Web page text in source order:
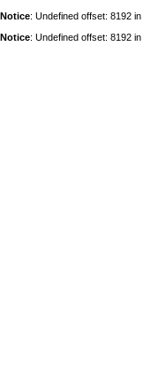
Notice: Undefined offset: 8192 in
Notice: Undefined offset: 8192 in